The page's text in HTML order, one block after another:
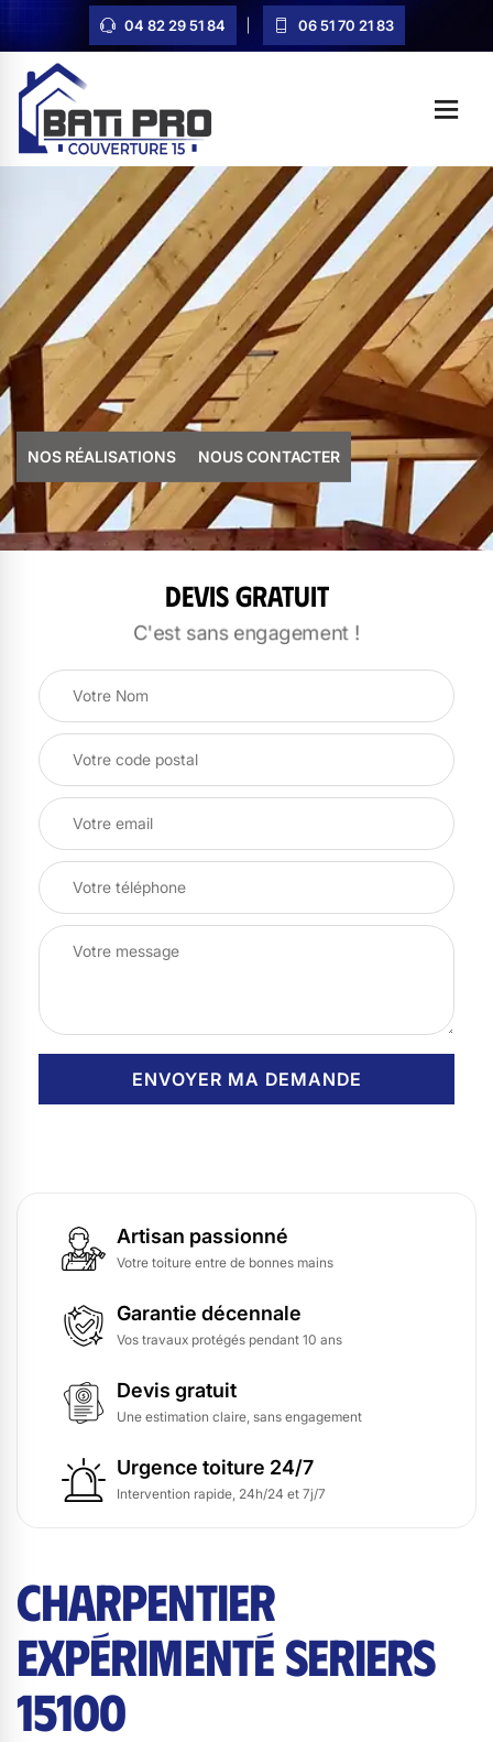
04 82 29 51 84 06 51 70 21 83
NOS RÉALISATIONS NOUS CONTACTER
Devis gratuit
C'est sans engagement !
Artisan passionné
Votre toiture entre de bonnes mains
Garantie décennale
Vos travaux protégés pendant 10 ans
Devis gratuit
Une estimation claire, sans engagement
Urgence toiture 24/7
Intervention rapide, 24h/24 et 7j/7
CHARPENTIER
EXPÉRIMENTÉ SERIERS
15100